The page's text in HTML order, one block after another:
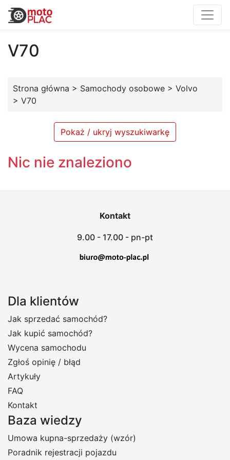
V70
Strona główna > Samochody osobowe > Volvo
> V70
Pokaż / ukryj wyszukiwarkę
Nic nie znaleziono
Kontakt
9.00 - 17.00 - pn-pt
Dla klientów
Jak sprzedać samochód?
Jak kupić samochód?
Wycena samochodu
Zgłoś opinię / błąd
Artykuły
FAQ
Kontakt
Baza wiedzy
Umowa kupna-sprzedaży (wzór)
Poradnik rejestracji pojazdu